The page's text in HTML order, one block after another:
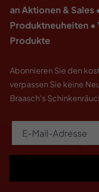
an Aktionen & Sales
Produktneuheiten
Produkte
Abonnieren Sie den
verpassen Sie keine
Braasch's